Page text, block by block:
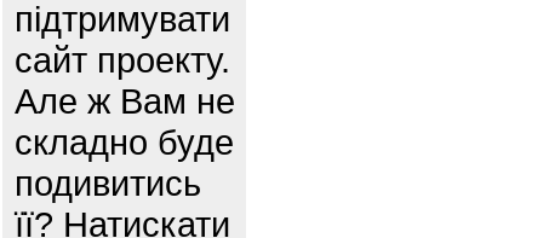
підтримувати
сайт проекту.
Але ж Вам не
складно буде
подивитись
її? Натискати